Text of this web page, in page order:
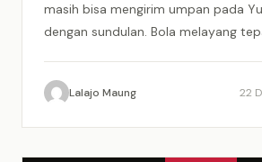
masih bisa mengirim umpan pada
dengan sundulan. Bola melayang
Lalajo Maung 22